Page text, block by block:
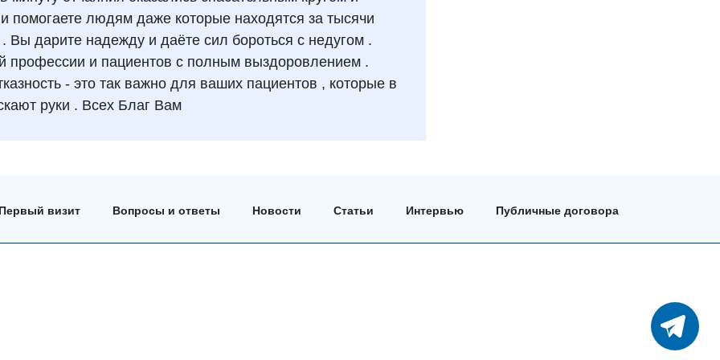
людям даже которые находятся за тысячи
Вы дарите надежду и даёте сил бороться с недугом .
и пациентов с полным выздоровлением .
- это так важно для ваших пациентов , которые в
руки . Всех Благ Вам
визит Вопросы и ответы Новости Статьи Интервью Публичные договора